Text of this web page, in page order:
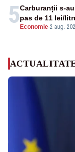
5 Economie-2 aug.
Carburanții s-
pas de 11 lei/